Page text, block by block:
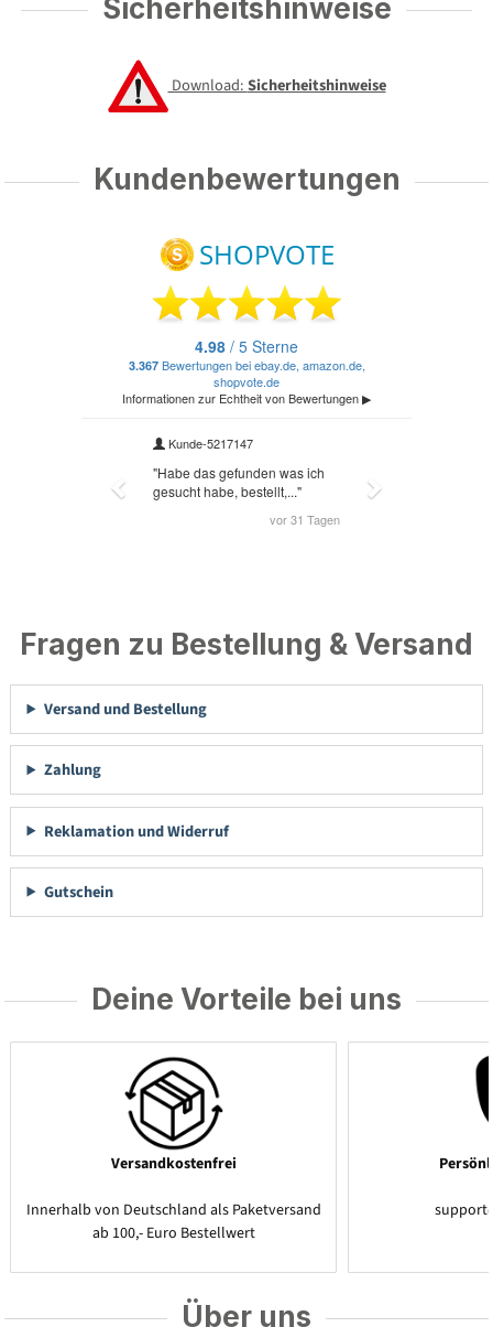
Sicherheitshinweise
Download:Sicherheitshinweise
Kundenbewertungen
Fragen zu Bestellung & Versand
Versand und Bestellung
Zahlung
Reklamation und Widerruf
Gutschein
Deine Vorteile bei uns
Versandkostenfrei
Innerhalb von Deutschland als Paketversand
ab 100,- Euro Bestellwert
Über uns